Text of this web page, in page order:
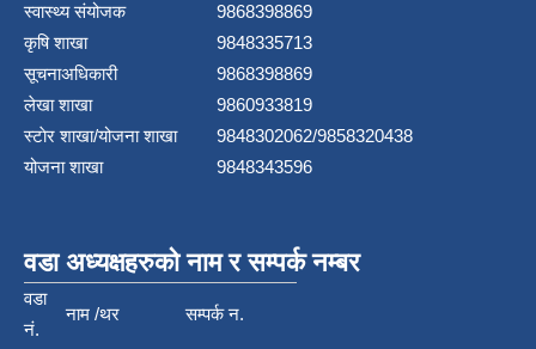
स्वास्थ्य संयोजक
9868398869
कृषि शाखा
9848335713
सूचनाअधिकारी
9868398869
लेखा शाखा
9860933819
स्टाेर शाखा/योजना शाखा
9848302062/9858320438
योजना शाखा
9848343596
वडा अध्यक्षहरुको नाम र सम्पर्क नम्बर
वडा
नं.
नाम /थर सम्पर्क न.